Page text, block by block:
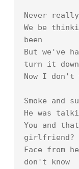
Never
We be
been
But we've
turn it
Now I don't
Smoke and
He was
You and
girlfriend?
Face from
don't know